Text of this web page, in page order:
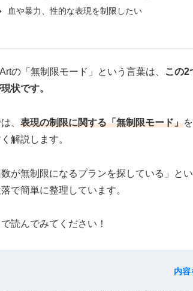
血や暴力、性的な表現を制限したい
の「無制限モード」という言葉は、
この2
状です。
、 表現の制限に関する「無制限モード」
解説します。
が無制限になるプランを探している」とい
で簡単に整理しています。
読んでみてください！
内